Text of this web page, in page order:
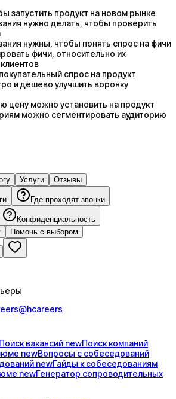
запустить продукт на новом рынке
нужно делать, чтобы проверить
нужны, чтобы понять спрос на фичи
фичи, относительно их
спрос на продукт
и дёшево улучшить воронку
цену можно установить на продукт
можно сегментировать аудиторию
Услуги Отзывы
Где проходят звонки
Конфиденциальность
Помочь с выбором
@hcareers
Поисквакансий newПоисккомпаний
newВопросы с собеседований
newГайды ксобеседованиям
newГенератор сопроводительных